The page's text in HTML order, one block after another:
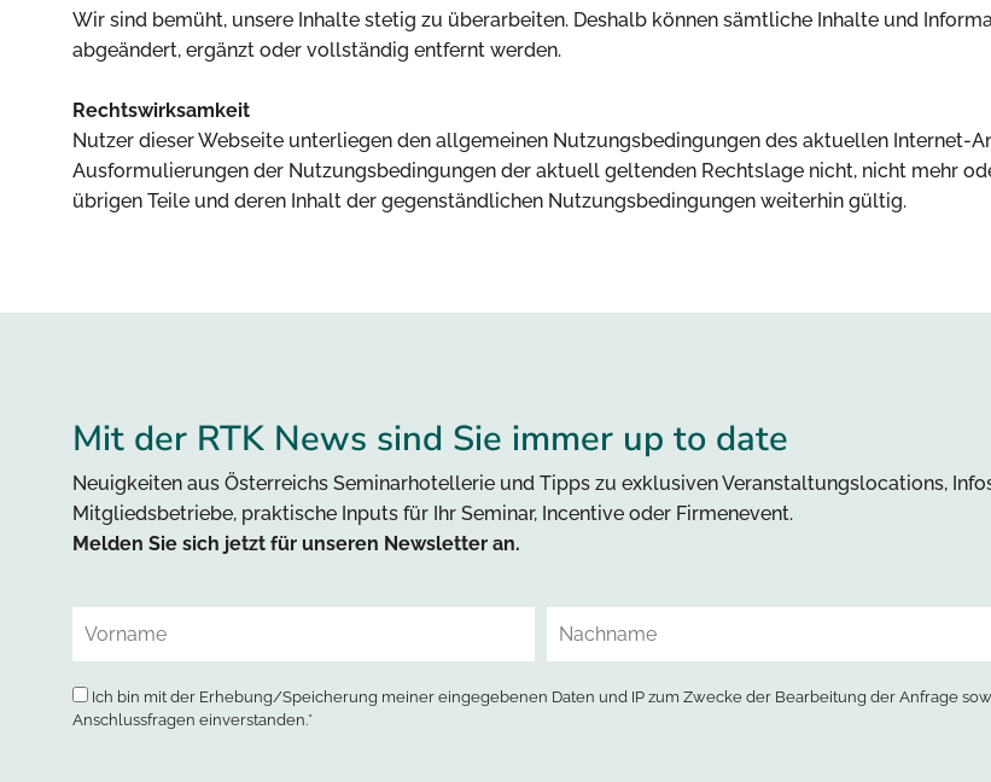
Wir sind bemüht, unsere Inhalte stetig zu überarbeiten. Deshalb können sämtliche Inhalte und
abgeändert, ergänzt oder vollständig entfernt werden.
Rechtswirksamkeit
Nutzer dieser Webseite unterliegen den allgemeinen Nutzungsbedingungen des aktuellen Internet-
Ausformulierungen der Nutzungsbedingungen der aktuell geltenden Rechtslage nicht, nicht mehr
übrigen Teile und deren Inhalt der gegenständlichen Nutzungsbedingungen weiterhin gültig.
Mit der RTK News sind Sie immer up to date
Neuigkeiten aus Österreichs Seminarhotellerie und Tipps zu exklusiven Veranstaltungslocations,
Mitgliedsbetriebe, praktische Inputs für Ihr Seminar, Incentive oder Firmenevent.
Melden Sie sich jetzt für unseren Newsletter an.
Ich bin mit der Erhebung/Speicherung meiner eingegebenen Daten und IP zum Zwecke der Bearbeitung der Anfrage
Anschlussfragen einverstanden.*